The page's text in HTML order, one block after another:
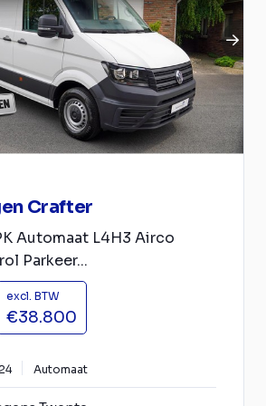
Crafter
Automaat L4H3 Airco
Parkeer...
excl. BTW
€38.800
Automaat